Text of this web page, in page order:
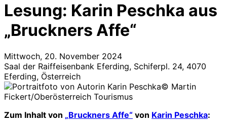
Lesung: Karin Peschka aus
„Bruckners Affe“
Mittwoch, 20. November 2024
Saal der Raiffeisenbank Eferding, Schiferpl. 24, 4070
Eferding, Österreich
© Martin
Fickert/Oberösterreich Tourismus
Zum Inhalt von „Bruckners Affe“ von Karin Peschka: